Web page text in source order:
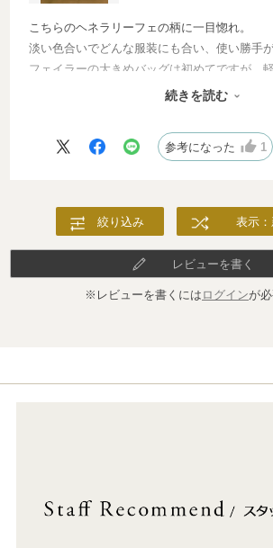
こちらのヘネラリーフェの柄に一目惚れ。
淡い色合いでどんな服装にも合い、使い勝手
フェイラーの大きめバッグは初めてですが、
物もたくさん収納出来ました。続きを読む
参考になった 1
絞り込み 表示
レビューを書く
※レビューを書くには ログインが必